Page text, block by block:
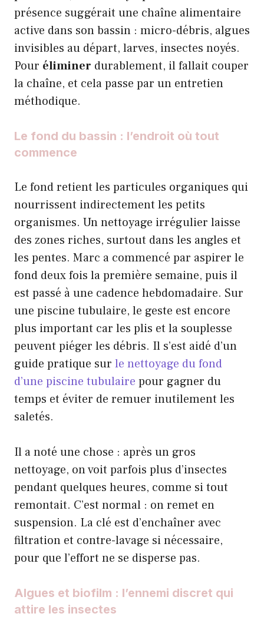
présence suggérait une chaîne alimentaire
active dans son bassin : micro-débris, algues
invisibles au départ, larves, insectes noyés.
Pour éliminer durablement, il fallait couper
la chaîne, et cela passe par un entretien
méthodique.
Le fond du bassin : l’endroit où tout
commence
Le fond retient les particules organiques qui
nourrissent indirectement les petits
organismes. Un nettoyage irrégulier laisse
des zones riches, surtout dans les angles et
les pentes. Marc a commencé par aspirer le
fond deux fois la première semaine, puis il
est passé à une cadence hebdomadaire. Sur
une piscine tubulaire, le geste est encore
plus important car les plis et la souplesse
peuvent piéger les débris. Il s’est aidé d’un
guide pratique sur le nettoyage du fond
d’une piscine tubulaire pour gagner du
temps et éviter de remuer inutilement les
saletés.
Il a noté une chose : après un gros
nettoyage, on voit parfois plus d’insectes
pendant quelques heures, comme si tout
remontait. C’est normal : on remet en
suspension. La clé est d’enchaîner avec
filtration et contre-lavage si nécessaire,
pour que l’effort ne se disperse pas.
Algues et biofilm : l’ennemi discret qui
attire les insectes